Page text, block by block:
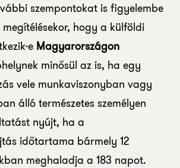
szempontokat is figyelembe
hogy a külföldi
e Magyarországon
minősül az is, ha egy
vele munkaviszonyban vagy
álló természetes személyen
nyújt, ha a
időtartama bármely 12
meghaladja a 183 napot.